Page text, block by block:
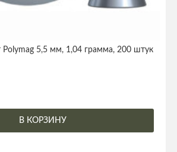
Polymag 5,5 мм, 1,04 грамма, 200 штук
В КОРЗИНУ